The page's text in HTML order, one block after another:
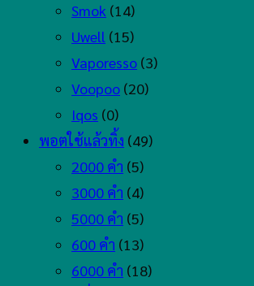
Smok (14)
Uwell (15)
Vaporesso (3)
Voopoo (20)
Iqos (0)
พอตใช้แล้วทิ้ง (49)
2000 คำ (5)
3000 คำ (4)
5000 คำ (5)
600 คำ (13)
6000 คำ (18)